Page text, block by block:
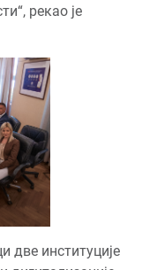
рекао је
две институције